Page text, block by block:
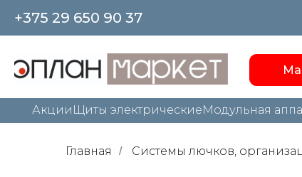
+375 29 650 90 37
Акции Щиты электрическиеМодульная
Главная / Системы лючков,